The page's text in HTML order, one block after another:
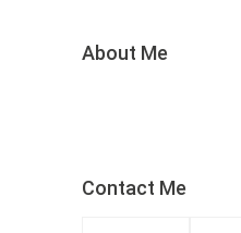
About Me
Contact Me